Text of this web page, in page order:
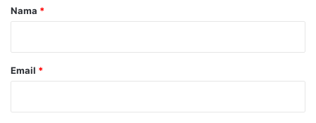
r
Nama *
Email *